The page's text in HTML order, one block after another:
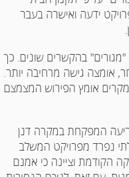
ידעה ואישרה בעבר
בהקשרים שונים. כך
אומצה גישה מרחיבה יותר.
אומץ הפירוש המצמצם
המפקחת במקרה דנן
נפרד מפרויקט המשלב
הקודמת וציינה כי אמנם